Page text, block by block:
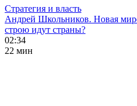
Стратегия и власть
Андрей Школьников. Новая
строю идут страны?
02:34
22 мин